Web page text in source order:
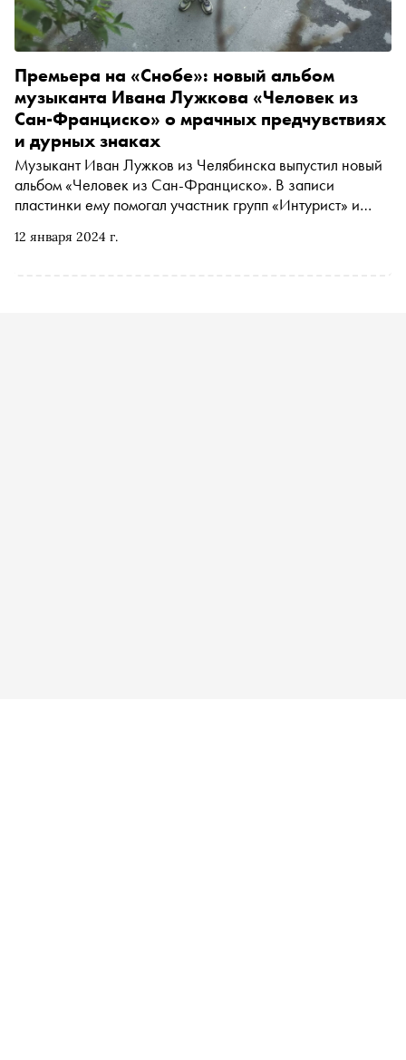
12 января 2024 г.
Премьера на «Снобе»: новый альбом
музыканта Ивана Лужкова «Человек из
Сан-Франциско» о мрачных предчувствиях
и дурных знаках
Музыкант Иван Лужков из Челябинска выпустил новый
альбом «Человек из Сан-Франциско». В записи
пластинки ему помогал участник групп «Интурист» и
который 12 января стал доступен на стриминговых